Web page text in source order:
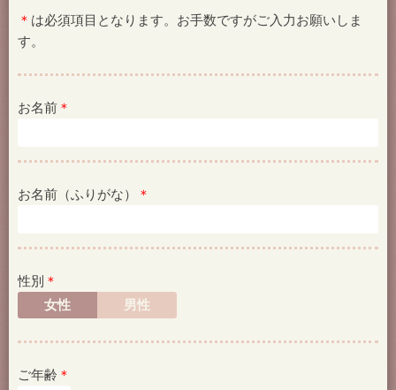
＊ は必須項目となります。お手数ですがご入力お願いしま
す。
お名前 ＊
お名前（ふりがな） ＊
性別 ＊
女性
男性
ご年齢 ＊